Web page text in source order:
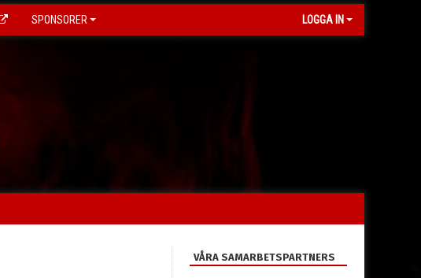
SPONSORER LOGGA IN
VÅRA SAMARBETSPARTNERS